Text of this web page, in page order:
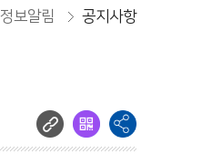
정보알림 공지사항